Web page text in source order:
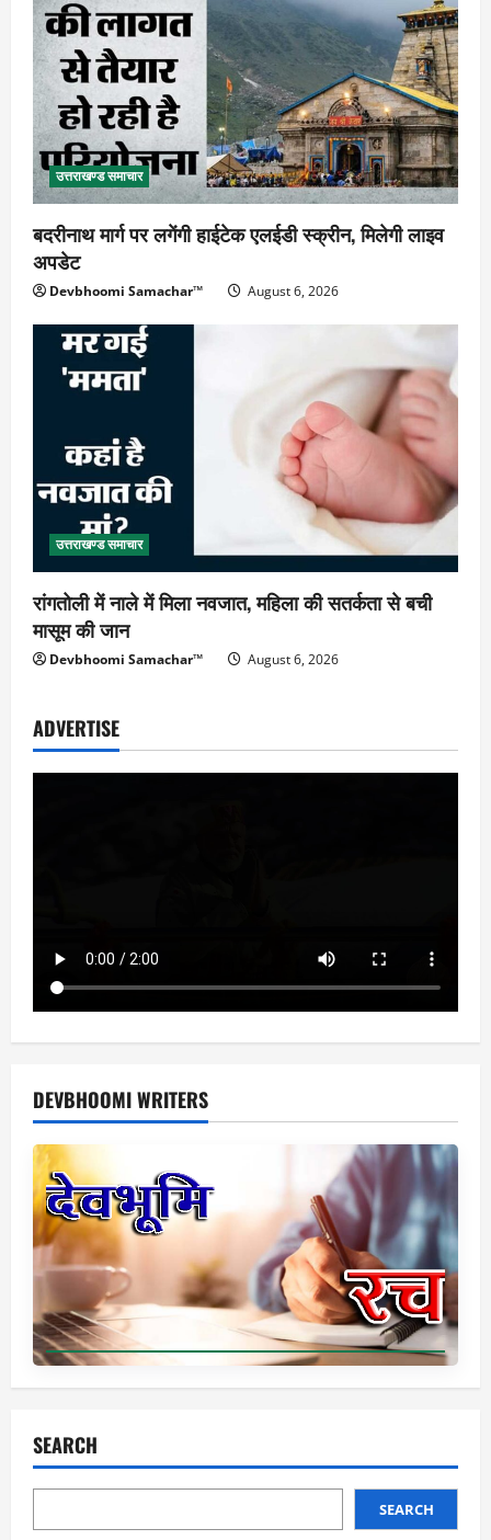
उत्तराखण्ड समाचार
बदरीनाथ मार्ग पर लगेंगी हाईटेक एलईडी स्क्रीन, मिलेगी लाइव
अपडेट
Devbhoomi Samachar™ August 6, 2026
उत्तराखण्ड समाचार
रांगतोली में नाले में मिला नवजात, महिला की सतर्कता से बची
मासूम की जान
Devbhoomi Samachar™ August 6, 2026
ADVERTISE
DEVBHOOMI WRITERS
SEARCH
SEARCH